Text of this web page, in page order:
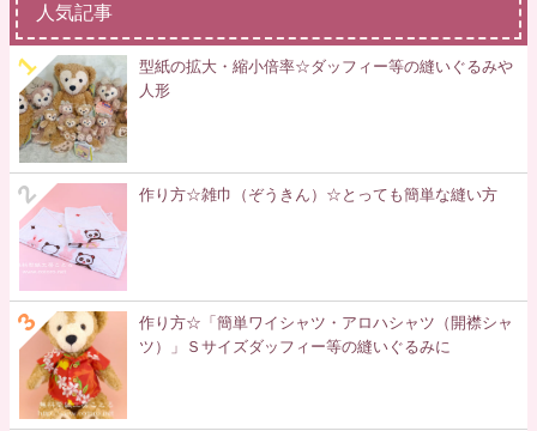
人気記事
型紙の拡大・縮小倍率☆ダッフィー等の縫いぐるみや
人形
作り方☆雑巾（ぞうきん）☆とっても簡単な縫い方
作り方☆「簡単ワイシャツ・アロハシャツ（開襟シャ
ツ）」Ｓサイズダッフィー等の縫いぐるみに